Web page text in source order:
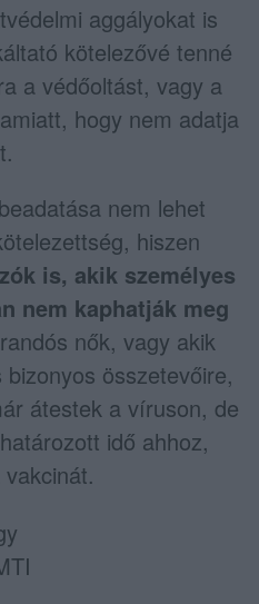
aggályokat is
kötelezővé tenné
a védőoltást, vagy a
hogy nem adatja
nem lehet
hiszen
is, akik személyes
nem kaphatják meg
nők, vagy akik
összetevőire,
átestek a víruson, de
idő ahhoz,